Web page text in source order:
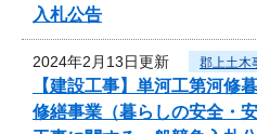
入札公告
2024年2月13日更新 郡上土木
【建設工事】単河工第河
修繕事業（暮らしの安全・